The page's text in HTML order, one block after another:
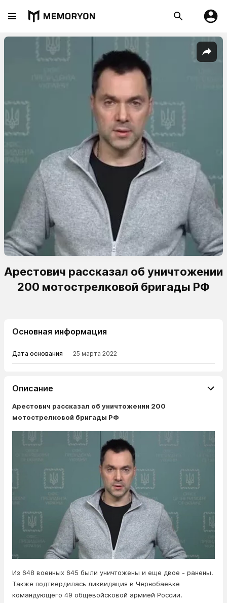
Арестович рассказал об уничтожении
200 мотострелковой бригады РФ
Основная информация
Дата основания 25 марта 2022
Описание
Арестович рассказал об уничтожении 200
мотострелковой бригады РФ
Из 648 военных 645 были уничтожены и еще двое - ранены.
Также подтвердилась ликвидация в Чернобаевке
командующего 49 общевойсковой армией России.